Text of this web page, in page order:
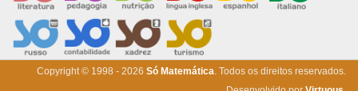
Copyright © 1998 - 2026 Só Matemática. Todos os direitos reservados.